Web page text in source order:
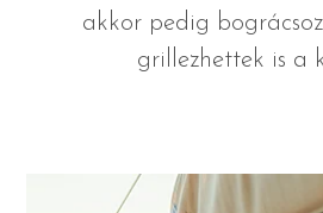
akkor pedig
grillezhettek is a